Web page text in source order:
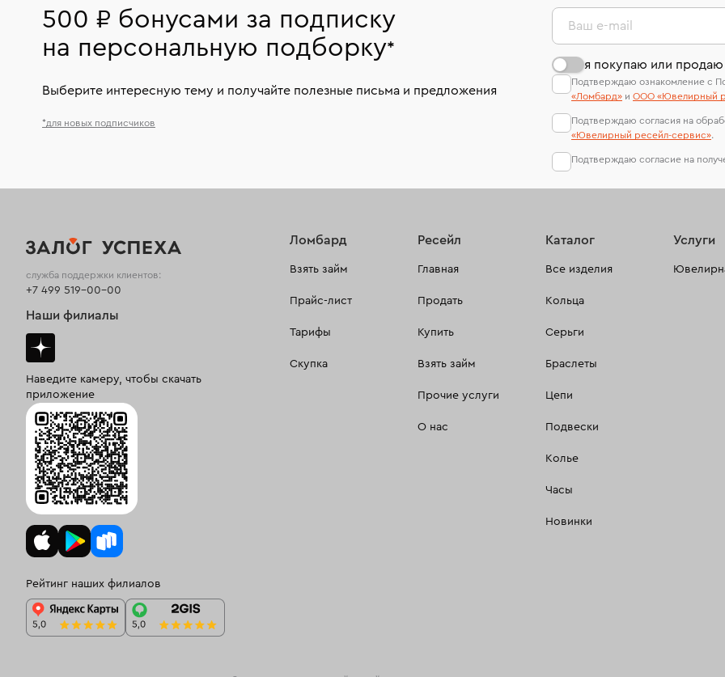
500 ₽ бонусами за подписку
на персональную подборку*
Выберите интересную тему и получайте полезные письма и предложения
*для новых подписчиков
Ваш e-mail
я покупаю или
Подтверждаю ознакомление с
«Ломбард» и ООО «Ювелирный
Подтверждаю согласия на
«Ювелирный ресейл-сервиc».
Подтверждаю согласие на
Ломбард
Взять займ
Прайс-лист
Тарифы
Скупка
Ресейл
Главная
Продать
Купить
Взять займ
Прочие услуги
О нас
Каталог
Все изделия
Кольца
Серьги
Браслеты
Цепи
Подвески
Колье
Часы
Новинки
Услуги
служба поддержки клиентов:
+7 499 519-00-00
Наши филиалы
Наведите камеру, чтобы скачать
приложение
Рейтинг наших филиалов